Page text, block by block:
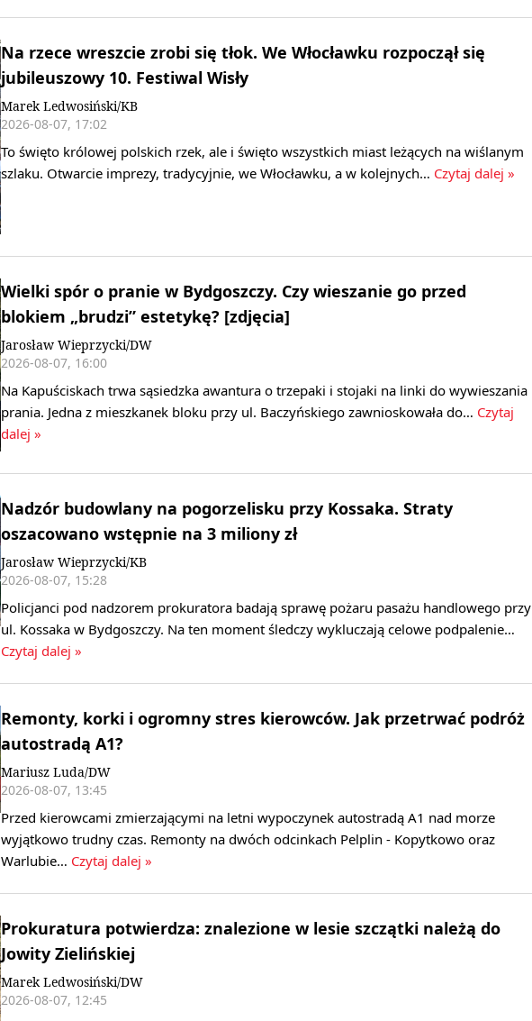
Na rzece wreszcie zrobi się tłok. We Włocławku rozpoczął się
jubileuszowy 10. Festiwal Wisły
Marek Ledwosiński/KB
2026-08-07, 17:02
To święto królowej polskich rzek, ale i święto wszystkich miast leżących na wiślanym
szlaku. Otwarcie imprezy, tradycyjnie, we Włocławku, a w kolejnych… Czytaj dalej »
Wielki spór o pranie w Bydgoszczy. Czy wieszanie go przed
blokiem „brudzi” estetykę? [zdjęcia]
Jarosław Wieprzycki/DW
2026-08-07, 16:00
Na Kapuściskach trwa sąsiedzka awantura o trzepaki i stojaki na linki do wywieszania
prania. Jedna z mieszkanek bloku przy ul. Baczyńskiego zawnioskowała do… Czytaj
dalej »
Nadzór budowlany na pogorzelisku przy Kossaka. Straty
oszacowano wstępnie na 3 miliony zł
Jarosław Wieprzycki/KB
2026-08-07, 15:28
Policjanci pod nadzorem prokuratora badają sprawę pożaru pasażu handlowego przy
ul. Kossaka w Bydgoszczy. Na ten moment śledczy wykluczają celowe podpalenie…
Czytaj dalej »
Remonty, korki i ogromny stres kierowców. Jak przetrwać podróż
autostradą A1?
Mariusz Luda/DW
2026-08-07, 13:45
Przed kierowcami zmierzającymi na letni wypoczynek autostradą A1 nad morze
wyjątkowo trudny czas. Remonty na dwóch odcinkach Pelplin - Kopytkowo oraz
Warlubie… Czytaj dalej »
Prokuratura potwierdza: znalezione w lesie szczątki należą do
Jowity Zielińskiej
Marek Ledwosiński/DW
2026-08-07, 12:45